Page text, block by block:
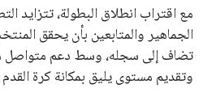
مع اقتراب انطلاق البطولة، تتزايد
الجماهير والمتابعين بأن يحقق
تضاف إلى سجله، وسط دعم متواصل
وتقديم مستوى يليق بمكانة كرة